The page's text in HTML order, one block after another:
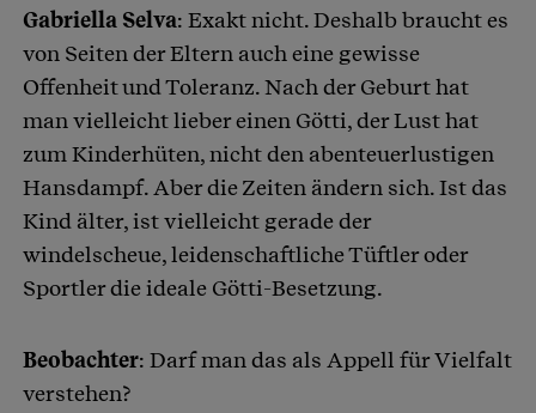
Gabriella Selva: Exakt nicht. Deshalb braucht es
von Seiten der Eltern auch eine gewisse
Offenheit und Toleranz. Nach der Geburt hat
man vielleicht lieber einen Götti, der Lust hat
zum Kinderhüten, nicht den abenteuerlustigen
Hansdampf. Aber die Zeiten ändern sich. Ist das
Kind älter, ist vielleicht gerade der
windelscheue, leidenschaftliche Tüftler oder
Sportler die ideale Götti-Besetzung.
Beobachter: Darf man das als Appell für Vielfalt
verstehen?